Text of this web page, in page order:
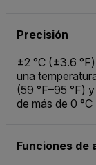
Precisión
±2 °C (±3.6
una
(59 °F–95 °F)
de más de 0 °C
Funciones de